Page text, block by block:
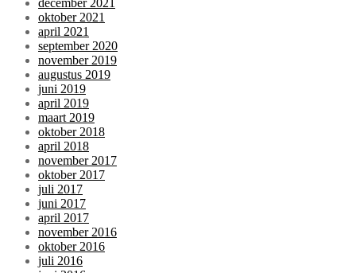
oktober 2021
april 2021
september 2020
november 2019
augustus 2019
juni 2019
april 2019
maart 2019
oktober 2018
april 2018
november 2017
oktober 2017
juli 2017
juni 2017
april 2017
november 2016
oktober 2016
juli 2016